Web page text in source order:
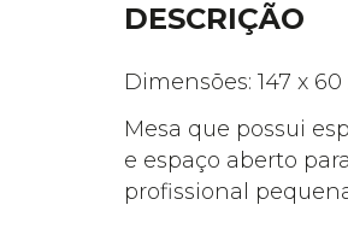
DESCRIÇÃO
Dimensões: 147 x
Mesa que possui
e espaço aberto
profissional